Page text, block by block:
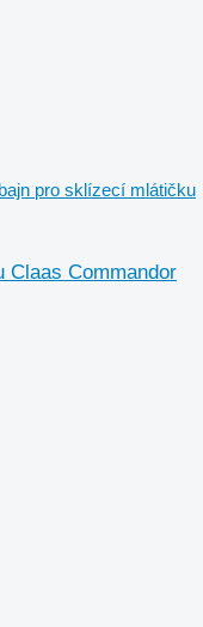
pro sklízecí mlátičku
Commandor